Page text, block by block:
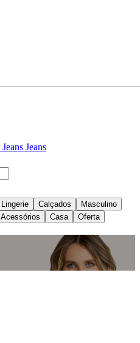
Jeans Jeans
Lingerie Calçados
Masculino
Acessórios Casa Oferta